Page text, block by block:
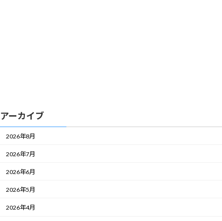
アーカイブ
2026年8月
2026年7月
2026年6月
2026年5月
2026年4月